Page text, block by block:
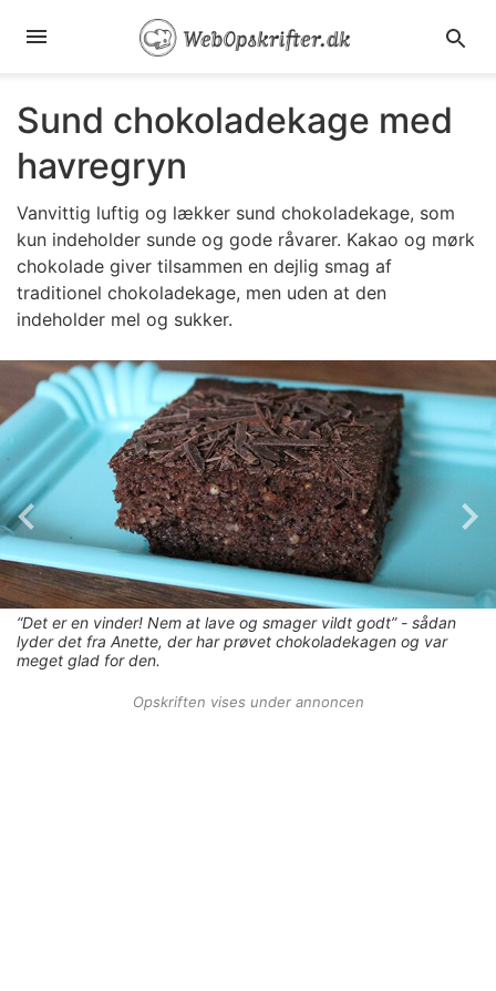
Sund chokoladekage med
havregryn
Vanvittig luftig og lækker sund chokoladekage, som
kun indeholder sunde og gode råvarer. Kakao og mørk
chokolade giver tilsammen en dejlig smag af
traditionel chokoladekage, men uden at den
indeholder mel og sukker.
“Det er en vinder! Nem at lave og smager vildt godt” - sådan
lyder det fra Anette, der har prøvet chokoladekagen og var
meget glad for den.
Opskriften vises under annoncen